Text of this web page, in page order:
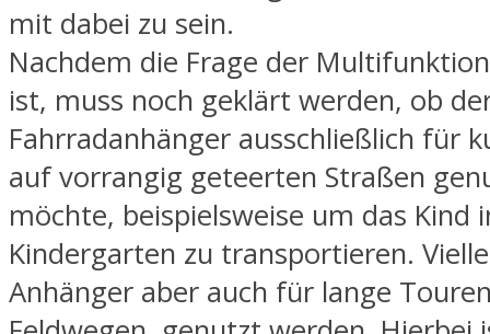
mit dabei zu sein.
Nachdem die Frage der
ist, muss noch geklärt werden, ob
Fahrradanhänger ausschließlich für
auf vorrangig geteerten Straßen
möchte, beispielsweise um das Kind
Kindergarten zu transportieren.
Anhänger aber auch für lange